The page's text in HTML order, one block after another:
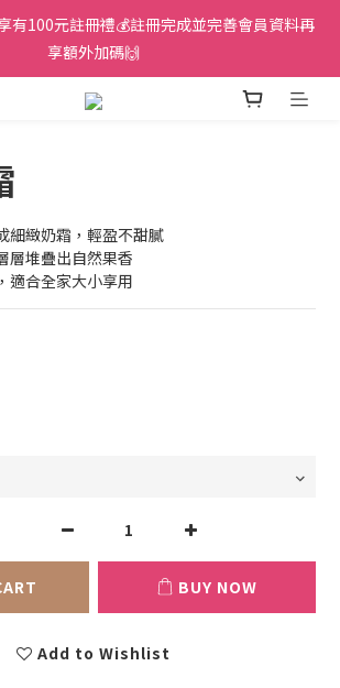
有100元註冊禮💰註冊完成並完善會員資料再
享額外加碼🙌
細緻奶霜，輕盈不甜膩
層堆疊出自然果香
適合全家大小享用
BUY NOW
Add to Wishlist